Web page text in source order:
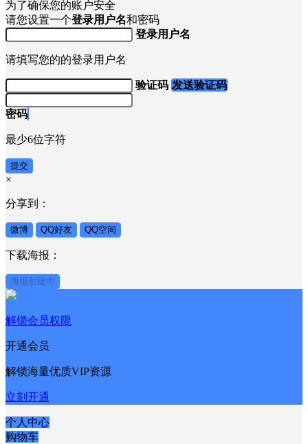
为了确保您的账户安全
请您设置一个登录用户名和密码
登录用户名
请填写您的的登录用户名
验证码 发送验证码
密码
最少6位字符
提交
×
分享到：
微博 QQ好友 QQ空间
下载海报：
海报创建中
解锁会员权限
开通会员
解锁海量优质VIP资源
立刻开通
个人中心
购物车